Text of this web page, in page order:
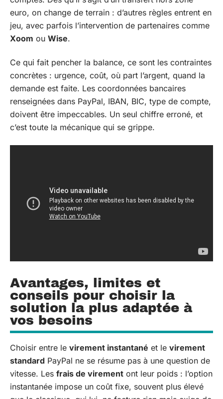
euro, on change de terrain : d’autres règles entrent en
jeu, avec parfois l’intervention de partenaires comme
Xoom ou Wise.
Ce qui fait pencher la balance, ce sont les contraintes
concrètes : urgence, coût, où part l’argent, quand la
demande est faite. Les coordonnées bancaires
renseignées dans PayPal, IBAN, BIC, type de compte,
doivent être impeccables. Un seul chiffre erroné, et
c’est toute la mécanique qui se grippe.
Avantages, limites et
conseils pour choisir la
solution la plus adaptée à
vos besoins
Choisir entre le virement instantané et le virement
standard PayPal ne se résume pas à une question de
vitesse. Les frais de virement ont leur poids : l’option
instantanée impose un coût fixe, souvent plus élevé